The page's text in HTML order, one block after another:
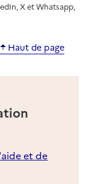
X et Whatsapp,
Haut de page
et de